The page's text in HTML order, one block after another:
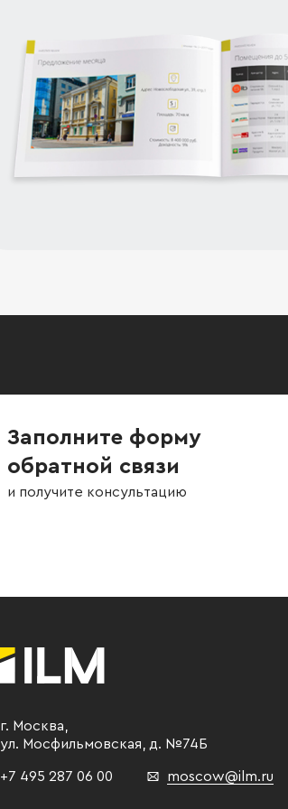
Заполните форму
обратной связи
и получите консультацию
г. Москва,
ул. Мосфильмовская, д. №74Б
+7 495 287 06 00 moscow@ilm.ru